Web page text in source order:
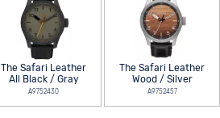
The Safari Leather
All Black / Gray
A9752430
The Safari Leather
Wood / Silver
A9752457